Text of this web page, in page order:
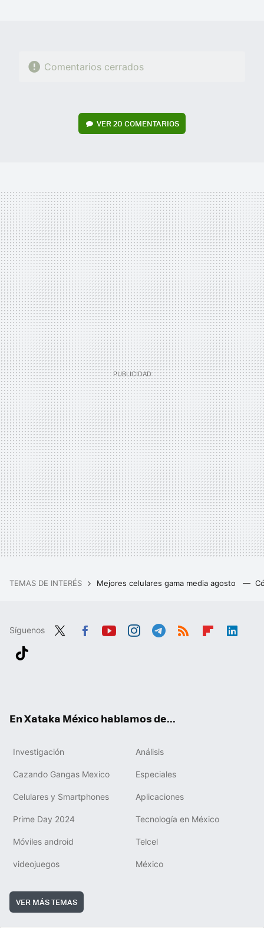
Comentarios cerrados
VER 20 COMENTARIOS
TEMAS DE INTERÉS Mejores celulares gama media agosto
Síguenos
En Xataka México hablamos de...
Investigación Análisis
Cazando Gangas Mexico Especiales
Celulares y Smartphones Aplicaciones
Prime Day 2024 Tecnología en México
Móviles android Telcel
videojuegos México
VER MÁS TEMAS